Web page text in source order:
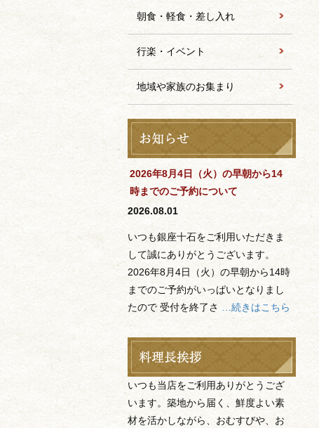
朝食・軽食・差し入れ
行楽・イベント
地域や家族のお集まり
2026年8月4日（火）の早朝から14
時までのご予約について
2026.08.01
いつも銀座十石をご利用いただきま
して誠にありがとうございます。
2026年8月4日（火）の早朝から14時
までのご予約がいっぱいとなりまし
たので 受付を終了さ
…続きはこちら
いつも当店をご利用ありがとうござ
います。築地から届く、鮮度よい素
材を活かしながら、おむすびや、お